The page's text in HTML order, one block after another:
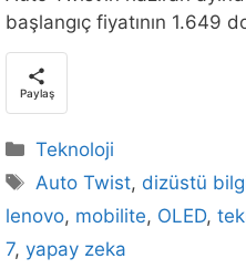
başlangıç fiyatının 1.649
Paylaş
Kategoriler
Teknoloji
Etiketler
Auto Twist, dizüstü
lenovo, mobilite, OLED,
7, yapay zeka